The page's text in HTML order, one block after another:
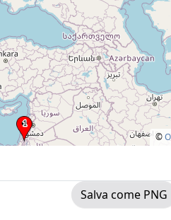
©
Salva come PNG